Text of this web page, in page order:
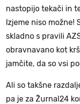
nastopijo tekači in
Izjeme niso možne!
skladno s pravili
obravnavano kot
jamčite, da so vsi
Ali so takšne
pa je za Žurnal24